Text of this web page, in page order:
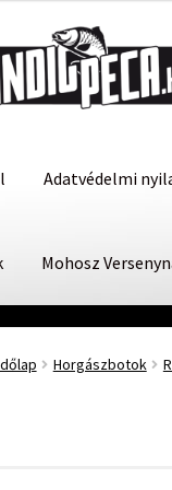
Adatvédelmi
Mohosz
Horgászbotok